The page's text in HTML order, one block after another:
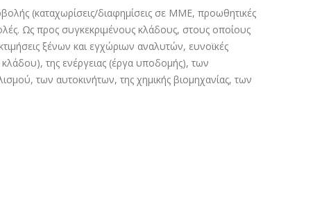
(καταχωρίσεις/διαφηµίσεις σε ΜΜΕ, προωθητικές
Ως προς συγκεκριµένους κλάδους, στους οποίους
ξένων και εγχώριων αναλυτών, ευνοϊκές
της ενέργειας (έργα υποδοµής), των
των αυτοκινήτων, της χηµικής βιοµηχανίας, των